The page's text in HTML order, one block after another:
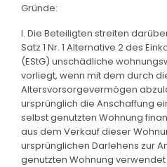
Gründe:
I. Die Beteiligten streiten
Satz 1 Nr. 1 Alternative 2 des
(EStG) unschädliche
vorliegt, wenn mit dem durch
Altersvorsorgevermögen
ursprünglich die Anschaffung
selbst genutzten Wohnung
aus dem Verkauf dieser
ursprünglichen Darlehens zur
genutzten Wohnung